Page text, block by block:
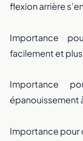
flexion arrière
Importance
facilement et plus
Importance
épanouissement
Importance pour